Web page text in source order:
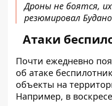
Дроны не боятся,
резюмировал
Атаки
Почти ежедневно
об атаке
объекты на
Например, в